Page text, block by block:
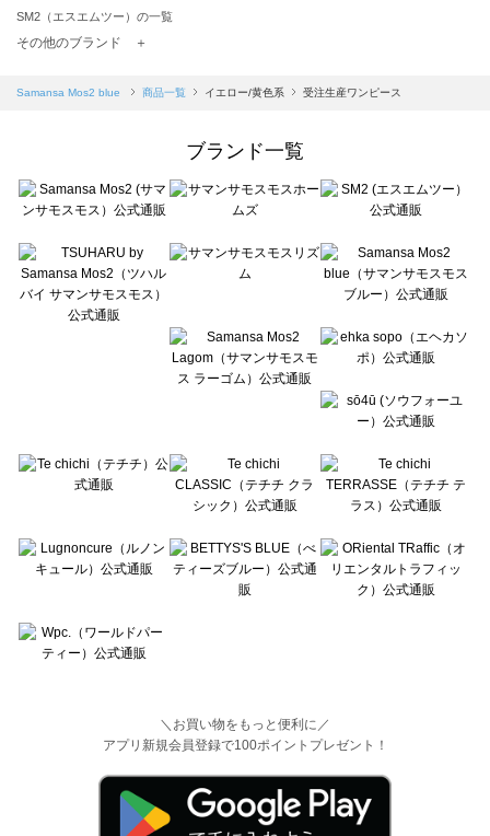
SM2（エスエムツー）の一覧
TSUHARU by Samansa Mos2（ツハルバイサマンサモスモス）の一覧
Samansa Mos2 blue（サマンサモスモス ブルー）の一覧
Te chichi（テチチ）の一覧
Te chichi CLASSIC（テチチ クラシック）の一覧
Lugnoncure（ルノンキュール）の一覧
BETTY'S BLUE（べティーズブルー）の一覧
Wpc.（ワールドパーティー）の一覧
その他のブランド ＋
Samansa Mos2 blue 商品一覧 イエロー/黄色系 受注生産ワンピース
ブランド一覧
＼お買い物をもっと便利に／
アプリ新規会員登録で100ポイントプレゼント！